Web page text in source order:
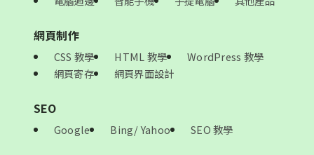
網頁制作
CSS 教學 HTML 教學
WordPress 教學
網頁寄存
網頁界面設計
SEO
Google Bing/ Yahoo SEO 教學